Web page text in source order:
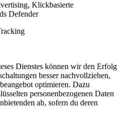
Klickbasierte
Defender
Dienstes können wir den Erfolg
besser nachvollziehen,
optimieren. Dazu
personenbezogenen Daten
ab, sofern du deren